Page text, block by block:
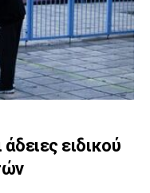
ειδικού